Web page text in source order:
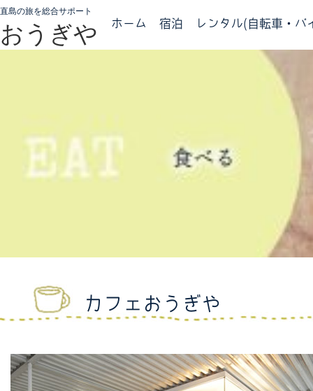
直島の旅を総合サポート
おうぎや ホーム 宿泊 レンタル(自転車・バ
カフェおうぎや